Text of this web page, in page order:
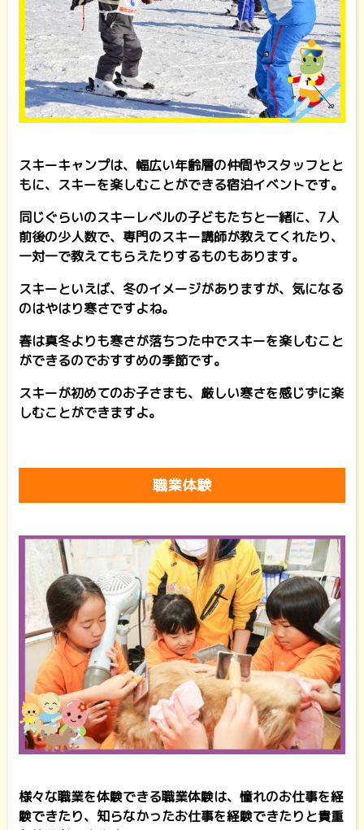
スキーキャンプは、幅広い年齢層の仲間やスタッフとと
もに、スキーを楽しむことができる宿泊イベントです。
同じぐらいのスキーレベルの子どもたちと一緒に、7人
前後の少人数で、専門のスキー講師が教えてくれたり、
一対一で教えてもらえたりするものもあります。
スキーといえば、冬のイメージがありますが、気になる
のはやはり寒さですよね。
春は真冬よりも寒さが落ちつた中でスキーを楽しむこと
ができるのでおすすめの季節です。
スキーが初めてのお子さまも、厳しい寒さを感じずに楽
しむことができますよ。
職業体験
様々な職業を体験できる職業体験は、憧れのお仕事を経
験できたり、知らなかったお仕事を経験できたりと貴重